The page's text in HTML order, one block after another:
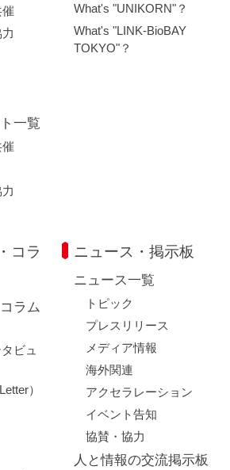
一覧
What's "UNIKORN"？
What's "LINK-BioBAY
TOKYO"？
コラ
ラム
ビュ
）
ニュース・掲示板
ニュース一覧
トピック
プレスリリース
メディア情報
海外関連
アクセラレーション
イベント告知
協賛・協力
人と情報の交流掲示板